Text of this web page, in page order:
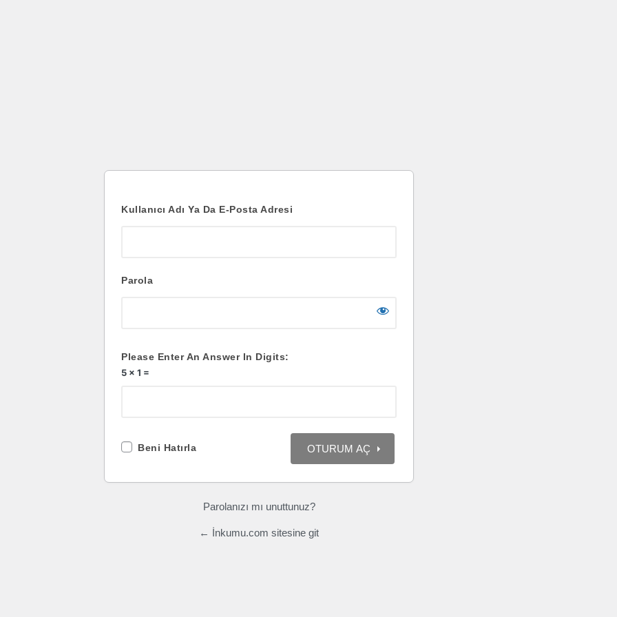
Kullanıcı Adı Ya Da E-Posta Adresi
Parola
Please Enter An Answer In Digits:
5 × 1 =
Beni Hatırla
Parolanızı mı unuttunuz?
← İnkumu.com sitesine git